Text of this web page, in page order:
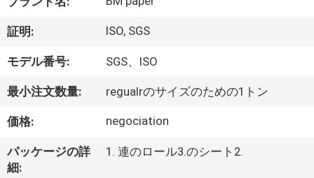
わ
た
し
ち
に
証明: ISO, SGS
モデル番号: SGS、ISO
最小注文数量: regualrのサイズのための1トン
価格: negociation
パッケージの詳
細:
1. 連のロール3.のシート2.